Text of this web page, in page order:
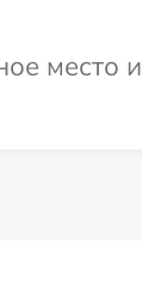
место и